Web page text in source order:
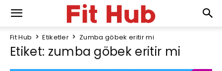
Fit Hub Etiketler Zumba göbek eritir mi
Etiket: zumba göbek eritir mi